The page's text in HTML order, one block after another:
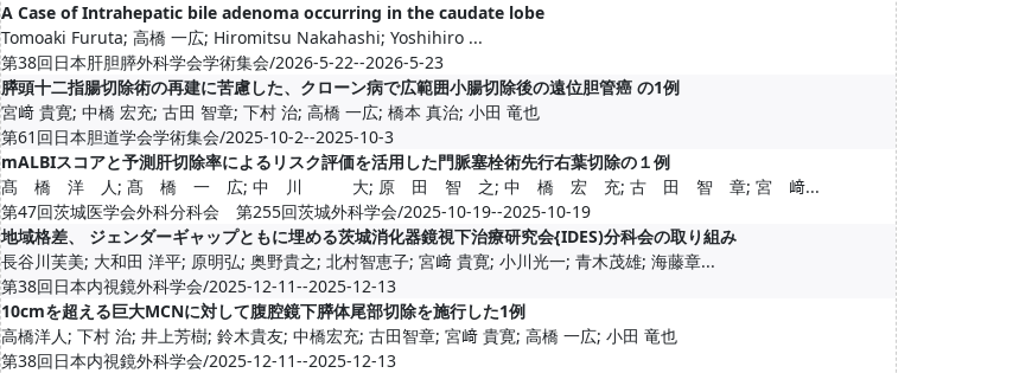
A Case of Intrahepatic bile adenoma occurring in the caudate lobe
Tomoaki Furuta; 高橋 一広; Hiromitsu Nakahashi; Yoshihiro ...
第38回日本肝胆膵外科学会学術集会/2026-5-22--2026-5-23
膵頭十二指腸切除術の再建に苦慮した、クローン病で広範囲小腸切除後の遠位胆管癌 の1例
宮﨑 貴寛; 中橋 宏充; 古田 智章; 下村 治; 高橋 一広; 橋本 真治; 小田 竜也
第61回日本胆道学会学術集会/2025-10-2--2025-10-3
mALBIスコアと予測肝切除率によるリスク評価を活用した門脈塞栓術先行右葉切除の１例
髙 橋 洋 人; 髙 橋 一 広; 中 川 大; 原 田 智 之; 中 橋 宏 充; 古 田 智 章; 宮 﨑...
第47回茨城医学会外科分科会 第255回茨城外科学会/2025-10-19--2025-10-19
地域格差、 ジェンダーギャップともに埋める茨城消化器鏡視下治療研究会{IDES)分科会の取り組み
長谷川芙美; 大和田 洋平; 原明弘; 奥野貴之; 北村智恵子; 宮﨑 貴寛; 小川光一; 青木茂雄; 海藤章...
第38回日本内視鏡外科学会/2025-12-11--2025-12-13
10cmを超える巨大MCNに対して腹腔鏡下膵体尾部切除を施行した1例
高橋洋人; 下村 治; 井上芳樹; 鈴木貴友; 中橋宏充; 古田智章; 宮﨑 貴寛; 高橋 一広; 小田 竜也
第38回日本内視鏡外科学会/2025-12-11--2025-12-13